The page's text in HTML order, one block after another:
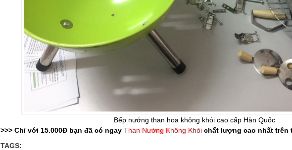
Bếp nướng than hoa không khói cao cấp Hàn Quốc
>>> Chỉ với 15.000Đ bạn đã có ngay Than Nướng Không Khói chất lượng cao nhất trên
TAGS: